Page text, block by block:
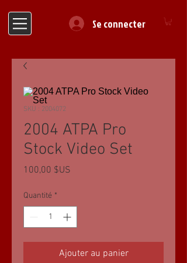
Se connecter
SKU : 2004072
2004 ATPA Pro
Stock Video Set
100,00 $US
Quantité *
Ajouter au panier